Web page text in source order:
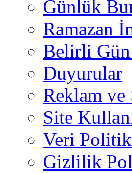
Günlük
Ramazan
Belirli
Duyurular
Reklam ve
Site
Veri
Gizlilik